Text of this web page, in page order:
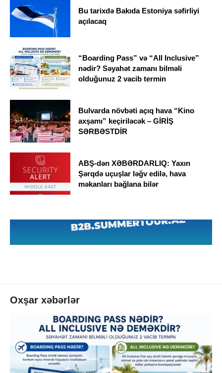
Bu tarixdə Bakıda Estoniya səfirliyi
açılacaq
“Boarding Pass” və “All Inclusive”
nədir? Səyahət zamanı bilməli
olduğunuz 2 vacib termin
Bulvarda növbəti açıq hava “Kino
axşamı” keçiriləcək – GİRİŞ
SƏRBƏSTDİR
ABŞ-dən XƏBƏRDARLIQ: Yaxın
Şərqdə uçuşlar ləğv edilə, hava
məkanları bağlana bilər
Oxşar xəbərlər